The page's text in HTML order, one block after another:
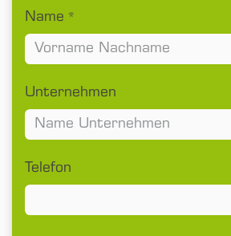
Name *
Unternehmen
Telefon